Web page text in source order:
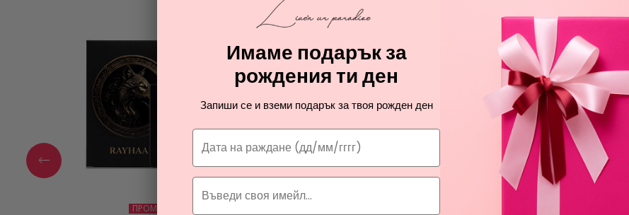
ПРОМОЦИЯ
Имаме подарък за
рождения ти ден
Запиши се и вземи подарък за твоя рожден ден